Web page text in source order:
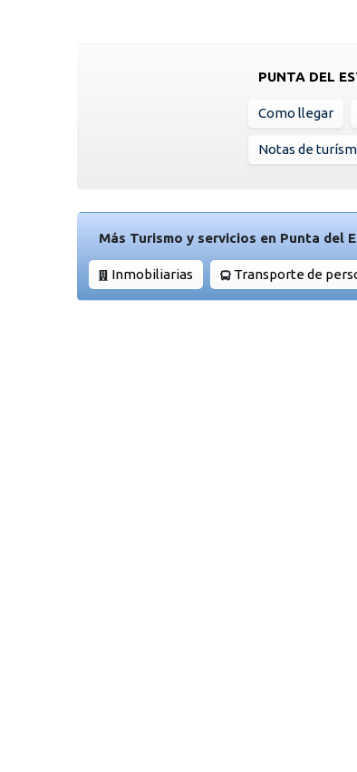
PUNTA DEL
Como llegar
Notas de
Más Turismo y servicios en Punta del
Inmobiliarias Transporte de